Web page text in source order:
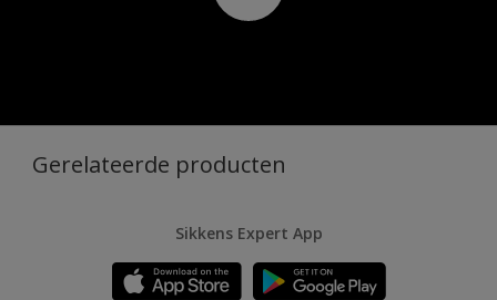
Gerelateerde producten
Sikkens Expert App